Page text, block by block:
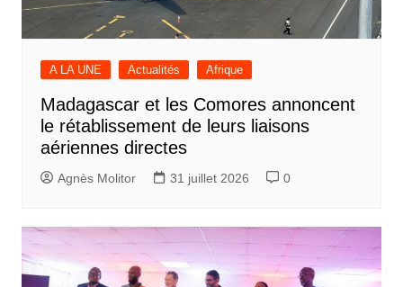
A LA UNE Actualités Afrique
Madagascar et les Comores annoncent
le rétablissement de leurs liaisons
aériennes directes
Agnès Molitor 31 juillet 2026 0